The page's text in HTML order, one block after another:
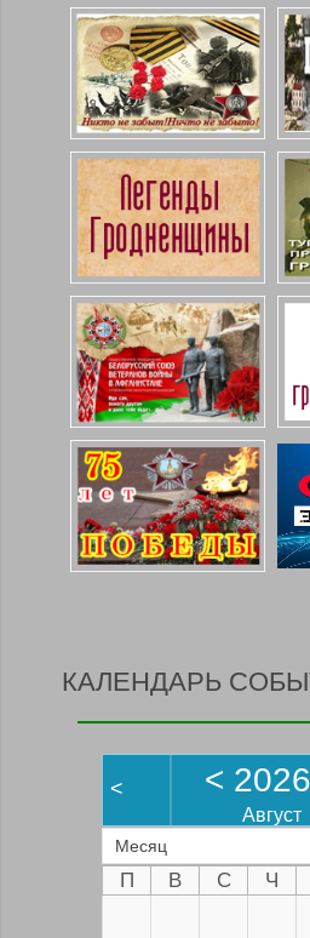
КАЛЕНДАРЬ
< < 2026
Август
Месяц
П В С Ч